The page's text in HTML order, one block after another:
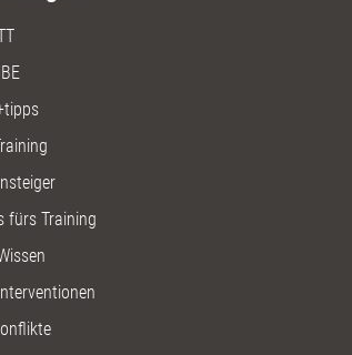
fürs Training